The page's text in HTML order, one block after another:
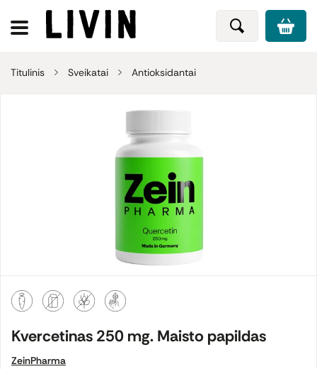
Titulinis Sveikatai Antioksidantai
Kvercetinas 250 mg. Maisto papildas
ZeinPharma